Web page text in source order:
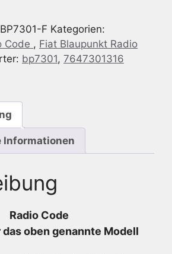
BP7301-F Kategorien:
Code , Fiat Blaupunkt Radio
bp7301, 7647301316
Informationen
Radio Code
oben genannte Modell